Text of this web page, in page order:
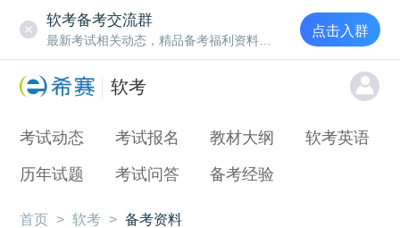
软考备考交流群
最新考试相关动态，精品备考福利资料，知识训练营公开课
点击入群
软考
考试动态 考试报名 教材大纲 软考英语
历年试题 考试问答 备考经验
首页 > 软考 > 备考资料